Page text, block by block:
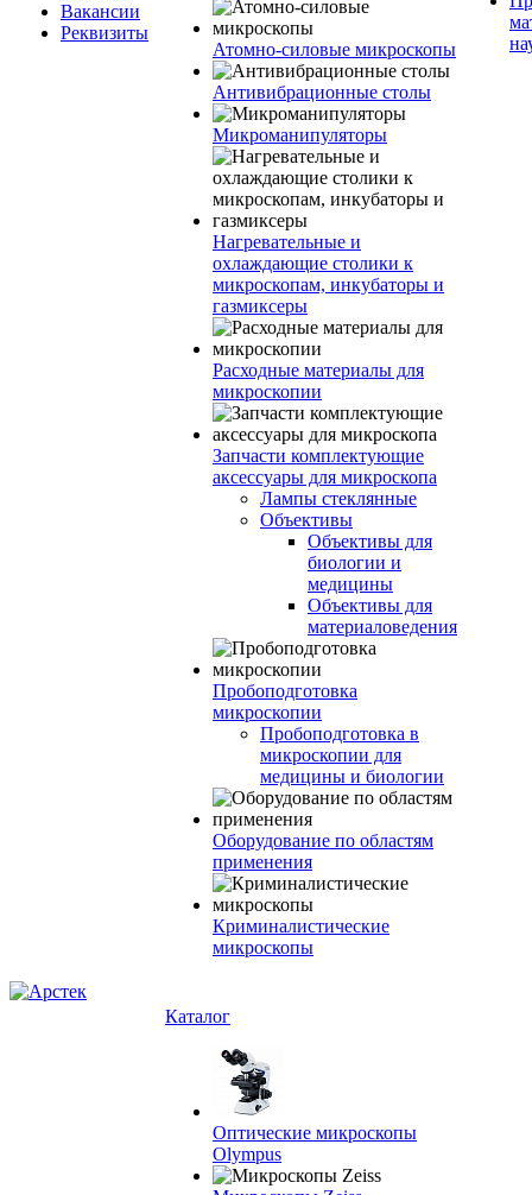
Вакансии
Реквизиты
Атомно-силовые микроскопы
Антивибрационные столы
Микроманипуляторы
Нагревательные и
охлаждающие столики к
микроскопам, инкубаторы и
газмиксеры
Расходные материалы для
микроскопии
Запчасти комплектующие
аксессуары для микроскопа
Лампы стеклянные
Объективы
Объективы для
биологии и
медицины
Объективы для
материаловедения
Пробоподготовка
микроскопии
Пробоподготовка в
микроскопии для
медицины и биологии
Оборудование по областям
применения
Криминалистические
микроскопы
Каталог
Оптические микроскопы
Olympus